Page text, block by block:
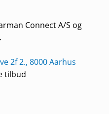
Connect A/S og
2f 2., 8000 Aarhus
tilbud